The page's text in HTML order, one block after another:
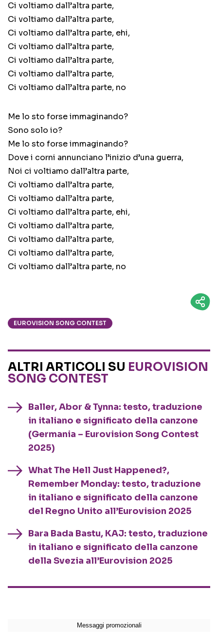
Ci voltiamo dall’altra parte,
Ci voltiamo dall’altra parte,
Ci voltiamo dall’altra parte, ehi,
Ci voltiamo dall’altra parte,
Ci voltiamo dall’altra parte,
Ci voltiamo dall’altra parte,
Ci voltiamo dall’altra parte, no
Me lo sto forse immaginando?
Sono solo io?
Me lo sto forse immaginando?
Dove i corni annunciano l’inizio d’una guerra,
Noi ci voltiamo dall’altra parte,
Ci voltiamo dall’altra parte,
Ci voltiamo dall’altra parte,
Ci voltiamo dall’altra parte, ehi,
Ci voltiamo dall’altra parte,
Ci voltiamo dall’altra parte,
Ci voltiamo dall’altra parte,
Ci voltiamo dall’altra parte, no
EUROVISION SONG CONTEST
ALTRI ARTICOLI SU EUROVISION
SONG CONTEST
Baller, Abor & Tynna: testo, traduzione
in italiano e significato della canzone
(Germania – Eurovision Song Contest
2025)
What The Hell Just Happened?,
Remember Monday: testo, traduzione
in italiano e significato della canzone
del Regno Unito all’Eurovision 2025
Bara Bada Bastu, KAJ: testo, traduzione
in italiano e significato della canzone
della Svezia all’Eurovision 2025